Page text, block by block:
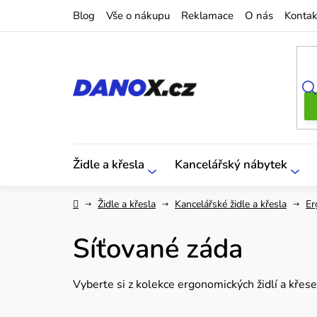
Blog Vše o nákupu Reklamace O nás
Židle a křesla Kancelářský nábytek
DomůŽidle a křesla Kancelářské židle a křesla
Síťované záda
Vyberte si z kolekce ergonomických židlí a